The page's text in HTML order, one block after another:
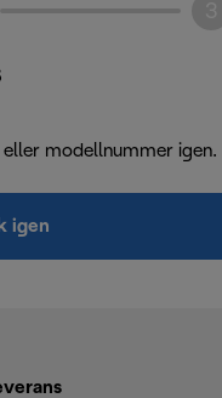
modellnummer igen.
igen